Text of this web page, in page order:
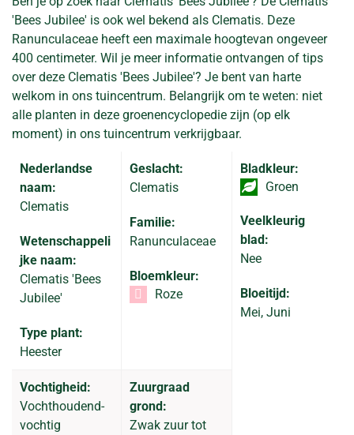
'Bees Jubilee' is ook wel bekend als Clematis. Deze
Ranunculaceae heeft een maximale hoogtevan ongeveer
400 centimeter. Wil je meer informatie ontvangen of tips
over deze Clematis 'Bees Jubilee'? Je bent van harte
welkom in ons tuincentrum. Belangrijk om te weten: niet
alle planten in deze groenencyclopedie zijn (op elk
moment) in ons tuincentrum verkrijgbaar.
Nederlandse
naam:
Clematis
Wetenschappeli
jke naam:
Clematis 'Bees
Jubilee'
Type plant:
Heester
Geslacht:
Clematis
Familie:
Ranunculaceae
Bloemkleur:
Roze
Bladkleur:
Groen
Veelkleurig
blad:
Nee
Bloeitijd:
Mei, Juni
Vochtigheid:
Vochthoudend-
vochtig
Zuurgraad
grond:
Zwak zuur tot